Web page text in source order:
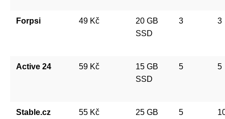
Forpsi 49 Kč
20 GB
SSD
3 3
Active 24 59 Kč
15 GB
SSD
5 5
Stable.cz 55 Kč
25 GB
5